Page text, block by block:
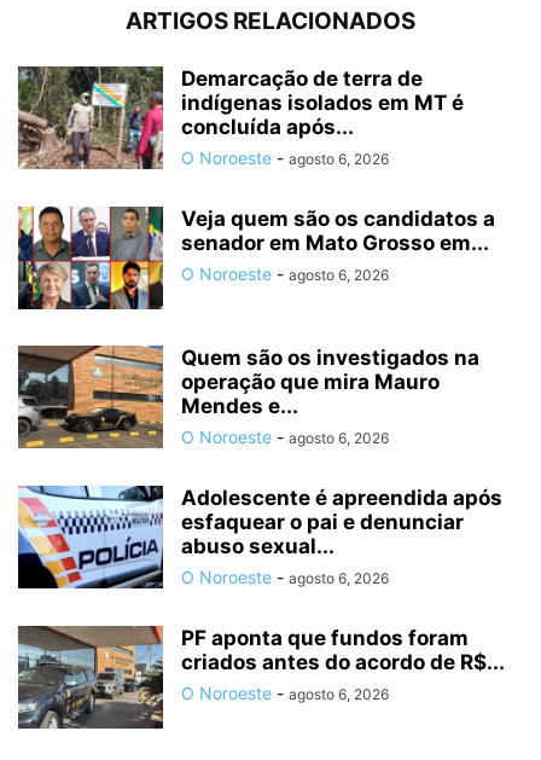
ARTIGOS RELACIONADOS
Demarcação de terra de
indígenas isolados em MT é
concluída após...
O Noroeste - agosto 6, 2026
Veja quem são os candidatos a
senador em Mato Grosso em...
O Noroeste - agosto 6, 2026
Quem são os investigados na
operação que mira Mauro
Mendes e...
O Noroeste - agosto 6, 2026
Adolescente é apreendida após
esfaquear o pai e denunciar
abuso sexual...
O Noroeste - agosto 6, 2026
PF aponta que fundos foram
criados antes do acordo de R$...
O Noroeste - agosto 6, 2026